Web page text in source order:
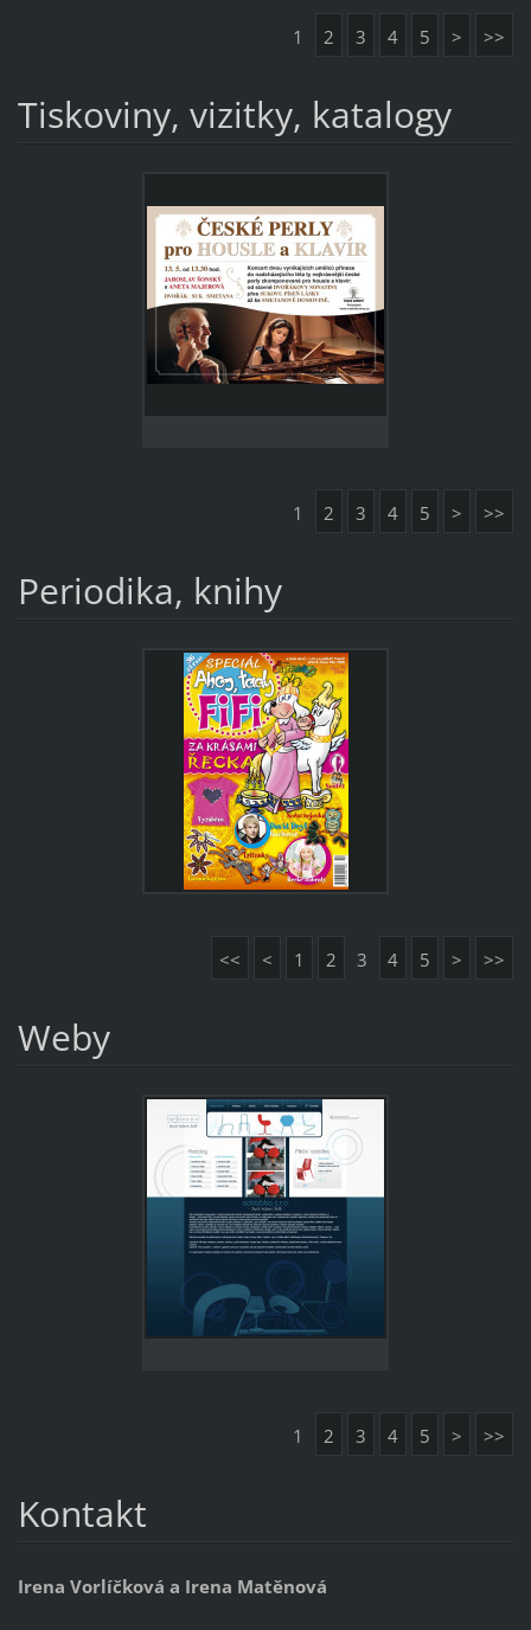
1 2 3 4 5 > >>
Tiskoviny, vizitky, katalogy
1 2 3 4 5 > >>
Periodika, knihy
<< < 1 2 3 4 5 > >>
Weby
1 2 3 4 5 > >>
Kontakt
Irena Vorlíčková a Irena Matěnová